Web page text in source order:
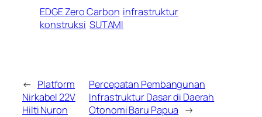
EDGE Zero Carbon infrastruktur
konstruksi SUTAMI
← Platform
Nirkabel 22V
Hilti Nuron
Percepatan Pembangunan
Infrastruktur Dasar di Daerah
Otonomi Baru Papua →